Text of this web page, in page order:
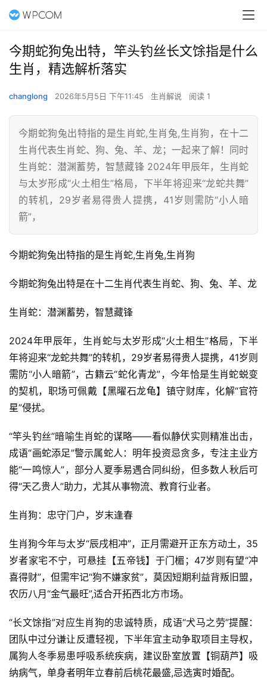
今期蛇狗兔出特，竿头钓丝长文馀指是什么
生肖，精选解析落实
changlong 2026年5月5日 下午11:45 生肖解说 阅读 1
今期蛇狗兔出特指的是生肖蛇,生肖兔,生肖狗，在十二
生肖代表生肖蛇、狗、兔、羊、龙；一起来了解！同时
生肖蛇：潜渊蓄势，智慧藏锋 2024年甲辰年，生肖蛇
与太岁形成“火土相生”格局，下半年将迎来“龙蛇共舞”
的转机，29岁者易得贵人提携，41岁则需防“小人暗
箭”，
今期蛇狗兔出特指的是生肖蛇,生肖兔,生肖狗
今期蛇狗兔出特是在十二生肖代表生肖蛇、狗、兔、羊、龙
生肖蛇：潜渊蓄势，智慧藏锋
2024年甲辰年，生肖蛇与太岁形成“火土相生”格局，下半
年将迎来“龙蛇共舞”的转机，29岁者易得贵人提携，41岁则
需防“小人暗箭”，古籍云“蛇化青龙”，今年恰是生肖蛇蜕变
的契机，职场可佩戴【黑曜石龙龟】镇守财库，化解“官符
星”侵扰。
“竿头钓丝”暗喻生肖蛇的谋略——看似静伏实则精准出击，
成语“画蛇添足”警示属蛇人：明年投资忌贪多，专注主业方
能“一鸣惊人”，部分人夏季易遇合同纠纷，但多数人秋后可
得“天乙贵人”助力，尤其从事物流、教育行业者。
生肖狗：忠守门户，岁末逢春
生肖狗今年与太岁“辰戌相冲”，正月需避开正东方动土，35
岁者家宅不宁，可悬挂【五帝钱】于门楣；47岁则有望“冲
喜得财”，但需牢记“狗不嫌家贫”，莫因短期利益背叛旧盟，
农历八月“金气最旺”,适合开拓西北方市场。
“长文馀指”对应生肖狗的忠诚特质，成语“犬马之劳”提醒：
团队中过分谦让反遭轻视，下半年宜主动争取项目主导权，
属狗人冬季易患呼吸系统疾病，建议卧室放置【铜葫芦】吸
纳病气，单身者明年立春前后桃花最盛,忌选寅时婚配。